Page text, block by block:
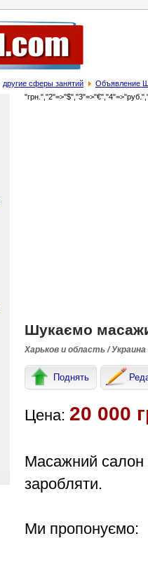
другие сферы занятий Объявление
Шукаємо
Харьков и область / Украина
Поднять
Цена: 20 000
Мacaжний caлон
заробляти.
Ми пропонуємо: